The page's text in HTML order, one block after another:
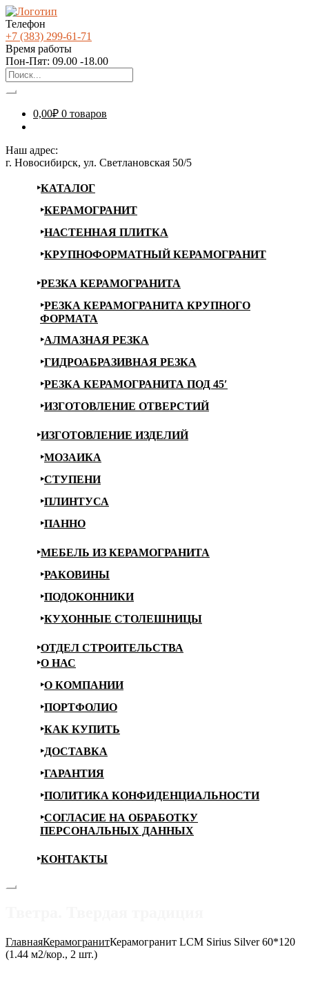
Телефон
+7 (383) 299-61-71
Время работы
Пон-Пят: 09.00 -18.00
0,00₽ 0 товаров
Наш адрес:
г. Новосибирск, ул. Светлановская 50/5
КАТАЛОГ
КЕРАМОГРАНИТ
НАСТЕННАЯ ПЛИТКА
КРУПНОФОРМАТНЫЙ КЕРАМОГРАНИТ
РЕЗКА КЕРАМОГРАНИТА
РЕЗКА КЕРАМОГРАНИТА КРУПНОГО
ФОРМАТА
АЛМАЗНАЯ РЕЗКА
ГИДРОАБРАЗИВНАЯ РЕЗКА
РЕЗКА КЕРАМОГРАНИТА ПОД 45′
ИЗГОТОВЛЕНИЕ ОТВЕРСТИЙ
ИЗГОТОВЛЕНИЕ ИЗДЕЛИЙ
МОЗАИКА
СТУПЕНИ
ПЛИНТУСА
ПАННО
МЕБЕЛЬ ИЗ КЕРАМОГРАНИТА
РАКОВИНЫ
ПОДОКОННИКИ
КУХОННЫЕ СТОЛЕШНИЦЫ
ОТДЕЛ СТРОИТЕЛЬСТВА
О НАС
О КОМПАНИИ
ПОРТФОЛИО
КАК КУПИТЬ
ДОСТАВКА
ГАРАНТИЯ
ПОЛИТИКА КОНФИДЕНЦИАЛЬНОСТИ
СОГЛАСИЕ НА ОБРАБОТКУ
ПЕРСОНАЛЬНЫХ ДАННЫХ
КОНТАКТЫ
ГлавнаяКерамогранитКерамогранит LCM Sirius Silver 60*120
(1.44 м2/кор., 2 шт.)